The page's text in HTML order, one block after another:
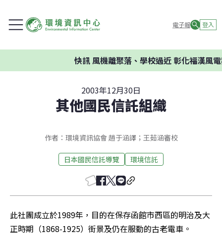
電子報 登入
快訊風機離聚落、學校過近 彰化福漢風電
2003年12月30日
其他國民信託組織
作者：環境資訊協會 趙于涵譯；王茹涵審校
日本國民信託導覽 環境信託
此社團成立於1989年，目的在保存函館市西區的明治及大
正時期（1868-1925）街景及仍在服勤的古老電車。